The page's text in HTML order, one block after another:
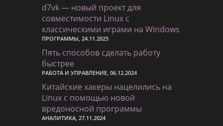
d7vk — новый проект для
совместимости Linux с
классическими играми на Windows
ПРОГРАММЫ, 24.11.2025
Пять способов сделать работу
быстрее
РАБОТА И УПРАВЛЕНИЕ, 06.12.2024
Китайские хакеры нацелились на
Linux с помощью новой
вредоносной программы
АНАЛИТИКА, 27.11.2024